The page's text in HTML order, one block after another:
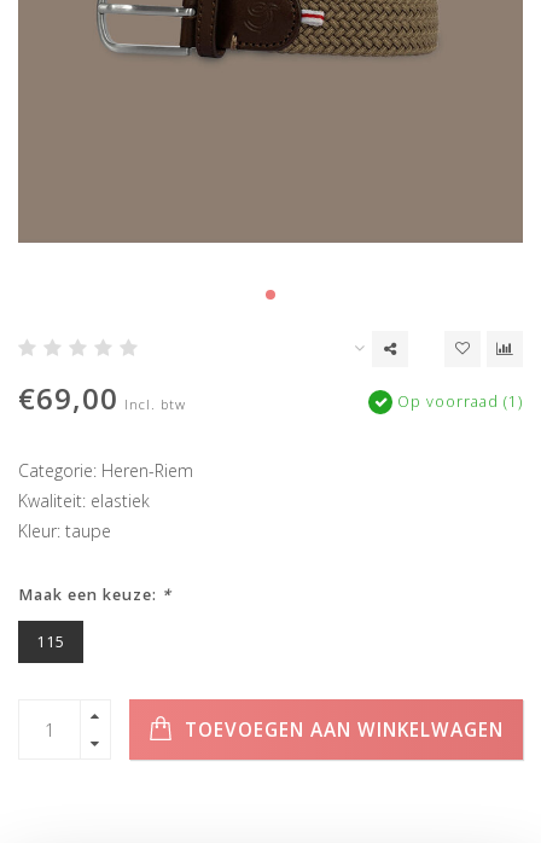
€69,00 Incl. btw Op voorraad (1)
Categorie: Heren-Riem
Kwaliteit: elastiek
Kleur: taupe
Maak een keuze: *
115
TOEVOEGEN AAN WINKELWAGEN